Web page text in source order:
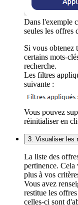
Dans l'exemple
seules les offres
Si vous obtenez
certains mots-
recherche.
Les filtres
suivante :
Vous pouvez
réinitialiser en
3. Visualiser les
La liste des
pertinence.
plus à vos
Vous avez
restitue les
celles-ci sont